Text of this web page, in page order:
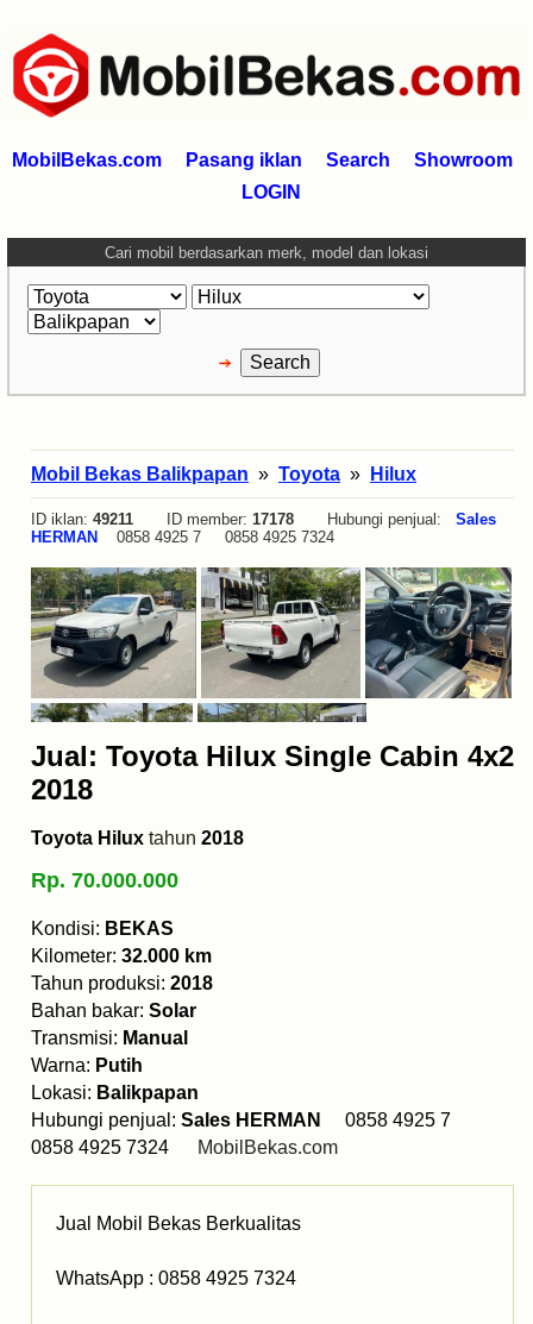
MobilBekas.com Pasang iklan Search
Showroom
LOGIN
Cari mobil berdasarkan merk, model dan lokasi
Mobil Bekas Balikpapan » Toyota » Hilux
ID iklan: 49211 ID member: 17178 Hubungi penjual: Sales
HERMAN
0858 4925 7 0858 4925 7324
Jual: Toyota Hilux Single Cabin 4x2
2018
Toyota Hilux tahun 2018
Rp. 70.000.000
Kondisi: BEKAS
Kilometer: 32.000 km
Tahun produksi: 2018
Bahan bakar: Solar
Transmisi: Manual
Warna: Putih
Lokasi: Balikpapan
Hubungi penjual: Sales HERMAN
0858 4925 7
0858 4925 7324
MobilBekas.com
Jual Mobil Bekas Berkualitas
WhatsApp : 0858 4925 7324